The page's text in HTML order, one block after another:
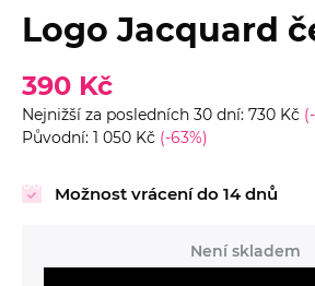
Logo Jacquard
390 Kč
Nejnižší za posledních 30 dní: 730 Kč
Původní: 1 050 Kč (-63%)
Možnost vrácení do 14 dnů
Není skladem